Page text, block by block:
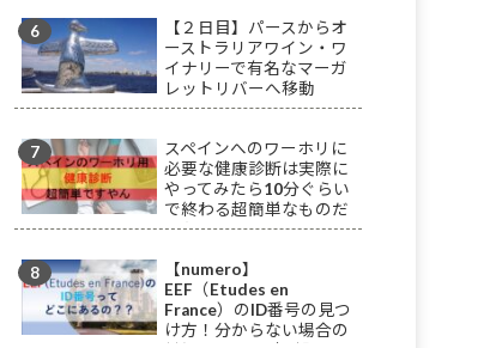
【２日目】パースからオ
ーストラリアワイン・ワ
イナリーで有名なマーガ
レットリバーへ移動
スペインへのワーホリに
必要な健康診断は実際に
やってみたら10分ぐらい
で終わる超簡単なものだ
った
【numero】
EEF（Etudes en
France）のID番号の見つ
け方！分からない場合の